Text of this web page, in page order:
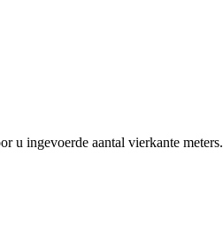
u ingevoerde aantal vierkante meters.